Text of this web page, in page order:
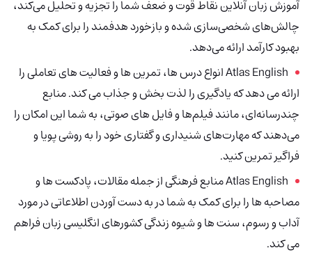
آموزش زبان آنلاین نقاط قوت و ضعف شما را تجزیه و تحلیل می‌کند،
چالش‌های شخصی‌سازی شده و بازخورد هدفمند را برای کمک به
بهبود کارآمد ارائه می‌دهد.
Atlas English انواع درس ها، تمرین ها و فعالیت های تعاملی را
ارائه می دهد که یادگیری را لذت بخش و جذاب می کند. منابع
چندرسانه‌ای، مانند فیلم‌ها و فایل های صوتی، به شما این امکان را
می‌دهند که مهارت‌های شنیداری و گفتاری خود را به روشی پویا و
فراگیر تمرین کنید.
Atlas English منابع فرهنگی از جمله مقالات، پادکست ها و
مصاحبه ها را برای کمک به شما در به دست آوردن اطلاعاتی در مورد
آداب و رسوم، سنت ها و شیوه زندگی کشورهای انگلیسی زبان فراهم
می کند.